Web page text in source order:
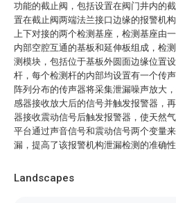
功能的截止阀，包括设置在阀门井内的
置在截止阀两端法兰接口边缘的报警机
上下对接的两个检测基座，检测基座由
内部空腔互通的基板和延伸板组成，检
测模块，包括位于基板外圆面边缘位置
杆，每个检测杆的内部均设置有一个传
阵列分布的传声器将采集泄漏噪声放大
感器接收放大后的信号并触发报警器，
器接收震动信号后触发报警器，使天然
平台通过声音信号和震动信号两个变量
漏，提高了该报警机构泄漏检测的准确性
Landscapes